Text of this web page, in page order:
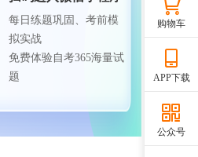
每日练题巩固、考前模
拟实战
免费体验自考365海量试
题
购物车
APP下载
公众号